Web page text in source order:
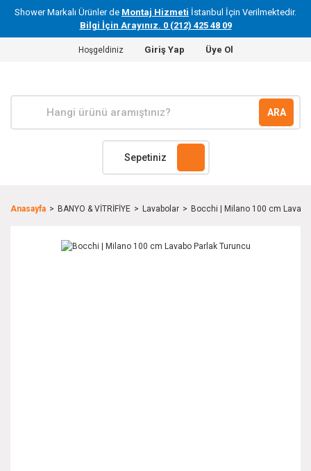
Shower Markalı Ürünler de Montaj Hizmeti İstanbul İçin Verilmektedir.
Bilgi İçin Arayınız. 0 (212) 425 48 09
Hoşgeldiniz Giriş Yap Üye Ol
ARA
Sepetiniz
Anasayfa BANYO & VİTRİFİYE Lavabolar Bocchi | Milano 100 cm